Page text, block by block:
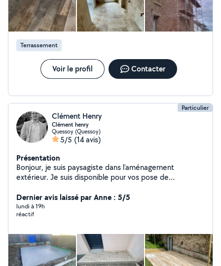
Terrassement
Voir le profil Contacter
Particulier
Clément Henry
Clément henry
Quessoy (Quessoy)
5/5 (14 avis)
Présentation
Bonjour, je suis paysagiste dans l'aménagement
extérieur. Je suis disponible pour vos pose de
resine ( moquette de pierre)/préparation pour enrobé
et bien d'autre Je dispose d'une remorque benne 4m3
afin de vous débarrasser de vos déchets/gravats.
Dernier avis laissé par Anne : 5/5
lundi à 19h
réactif